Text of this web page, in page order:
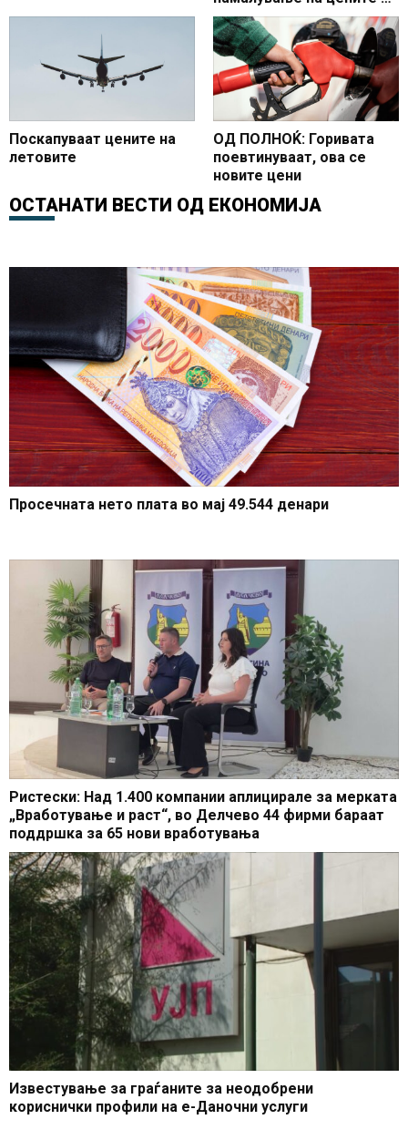
секторот до 20 отсто
Поскапуваат цените на
летовите
ОД ПОЛНОЌ: Горивата
поевтинуваат, ова се
новите цени
ОСТАНАТИ ВЕСТИ ОД ЕКОНОМИЈА
Просечната нето плата во мај 49.544 денари
Ристески: Над 1.400 компании аплицирале за мерката
„Вработување и раст“, во Делчево 44 фирми бараат
поддршка за 65 нови вработувања
Известување за граѓаните за неодобрени
кориснички профили на е-Даночни услуги